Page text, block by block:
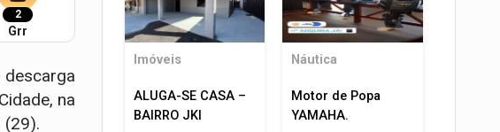
2
Grr
na
(29).
Imóveis
ALUGA-SE CASA –
BAIRRO JKI
Náutica
Motor de Popa
YAMAHA.